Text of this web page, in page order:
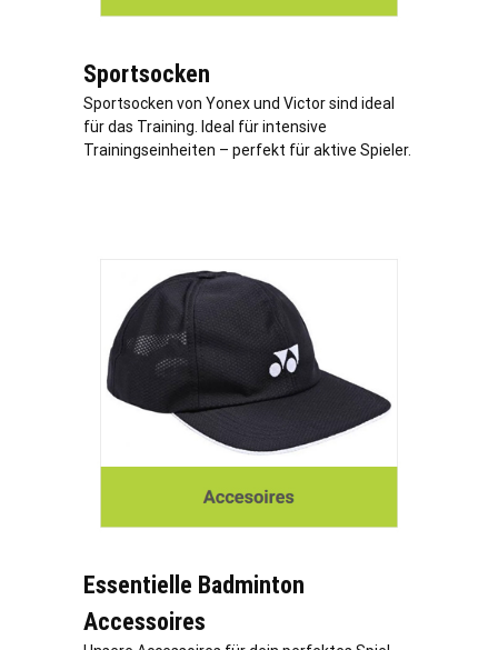
Sportsocken
Sportsocken von Yonex und Victor sind ideal
für das Training. Ideal für intensive
Trainingseinheiten – perfekt für aktive Spieler.
Essentielle Badminton
Accessoires